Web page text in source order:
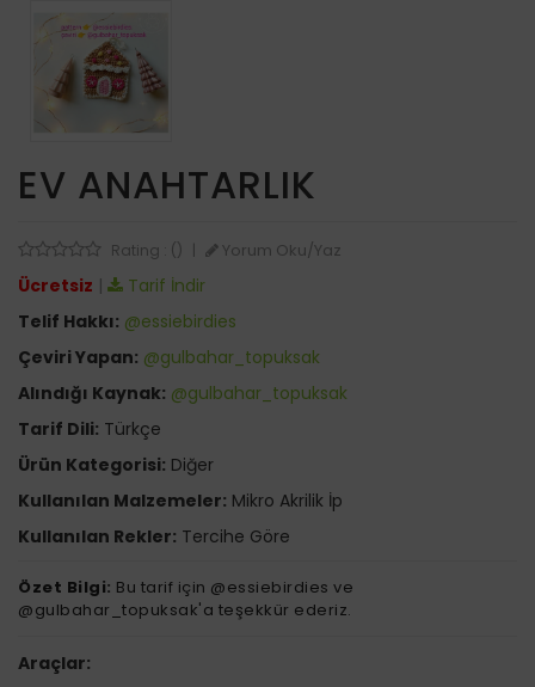
EV ANAHTARLIK
Rating : () Yorum Oku/Yaz
Ücretsiz |
Tarif İndir
Telif Hakkı: @essiebirdies
Çeviri Yapan: @gulbahar_topuksak
Alındığı Kaynak: @gulbahar_topuksak
Tarif Dili: Türkçe
Ürün Kategorisi: Diğer
Kullanılan Malzemeler: Mikro Akrilik İp
Kullanılan Rekler: Tercihe Göre
Özet Bilgi: Bu tarif için @essiebirdies ve
@gulbahar_topuksak'a teşekkür ederiz.
Araçlar: